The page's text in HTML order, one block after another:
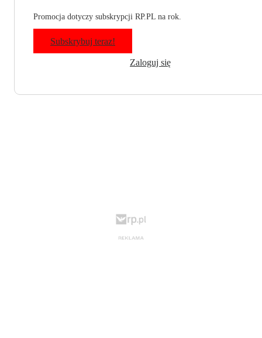
Promocja dotyczy subskrypcji RP.PL na rok.
Subskrybuj teraz!
Zaloguj się